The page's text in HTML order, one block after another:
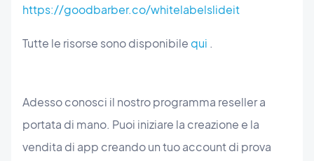
https://goodbarber.co/whitelabelslideit
Tutte le risorse sono disponibile qui .
Adesso conosci il nostro programma reseller a
portata di mano. Puoi iniziare la creazione e la
vendita di app creando un tuo account di prova